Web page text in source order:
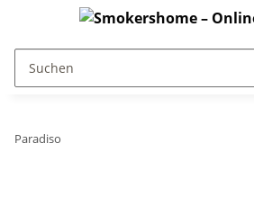
Paradiso